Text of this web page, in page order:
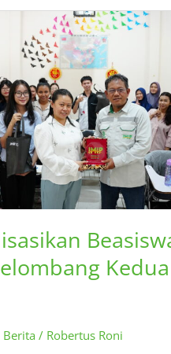
Kedua
Berita / Robertus Roni